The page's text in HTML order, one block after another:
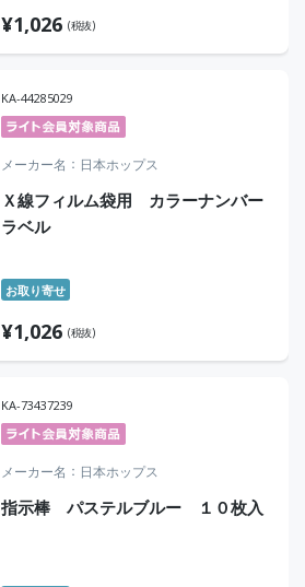
¥1,026 (税抜)
KA-44285029
メーカー名 日本ホップス
Ｘ線フィルム袋用 カラーナンバー
ラベル
お取り寄せ
¥1,026 (税抜)
KA-73437239
メーカー名 日本ホップス
指示棒 パステルブルー １０枚入